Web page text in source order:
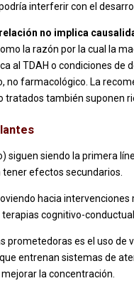
interferir con el
no implica
la razón por la cual la
al TDAH o condiciones de
farmacológico. La
tratados también suponen
siendo la primera
efectos secundarios.
hacia
terapias cognitivo-
prometedoras es el uso de
entrenan sistemas de
la concentración.